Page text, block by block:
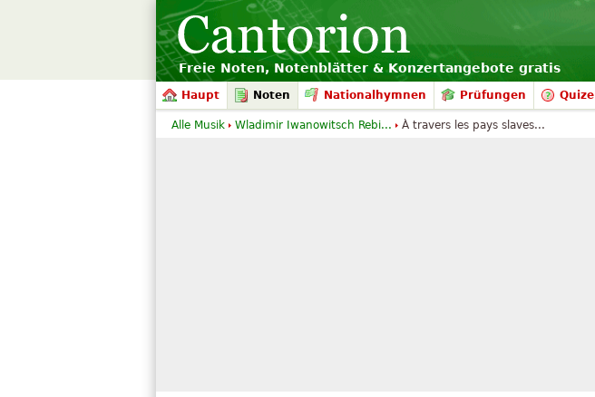
Freie Noten, Notenblätter & Konzertangebote gratis
Haupt Noten Nationalhymnen Prüfungen Quize
Alle Musik Wladimir Iwanowitsch Rebi... À travers les pays slaves...